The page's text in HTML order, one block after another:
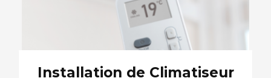
Installation de Climatiseur